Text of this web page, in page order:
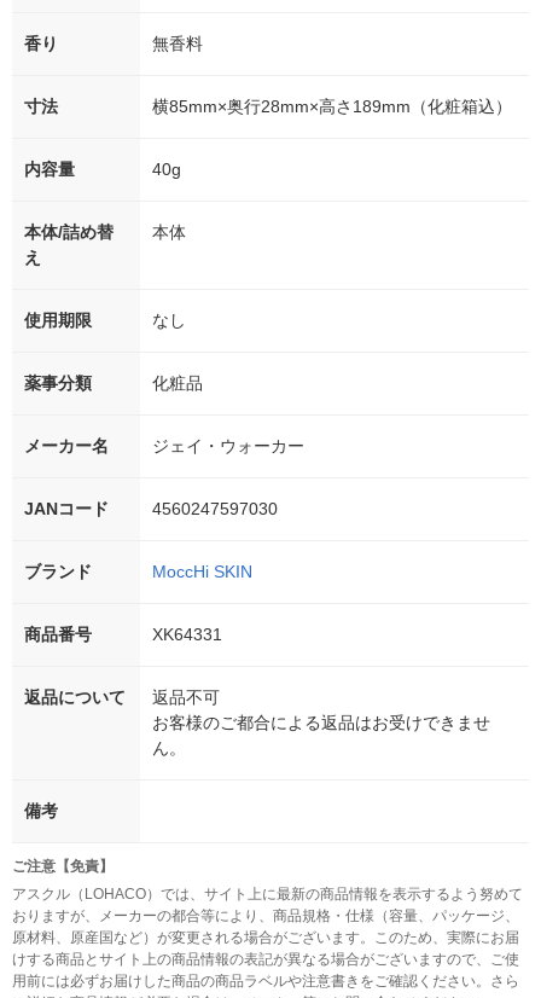
香り 無香料
寸法 横85mm×奥行28mm×高さ189mm（化粧箱込）
内容量 40g
本体/詰め替
え
本体
使用期限 なし
薬事分類 化粧品
メーカー名 ジェイ・ウォーカー
JANコード 4560247597030
ブランド MoccHi SKIN
商品番号 XK64331
返品について
返品不可
お客様のご都合による返品はお受けできませ
ん。
備考
ご注意【免責】
アスクル（LOHACO）では、サイト上に最新の商品情報を表示するよう努めて
おりますが、メーカーの都合等により、商品規格・仕様（容量、パッケージ、
原材料、原産国など）が変更される場合がございます。このため、実際にお届
けする商品とサイト上の商品情報の表記が異なる場合がございますので、ご使
用前には必ずお届けした商品の商品ラベルや注意書きをご確認ください。さら